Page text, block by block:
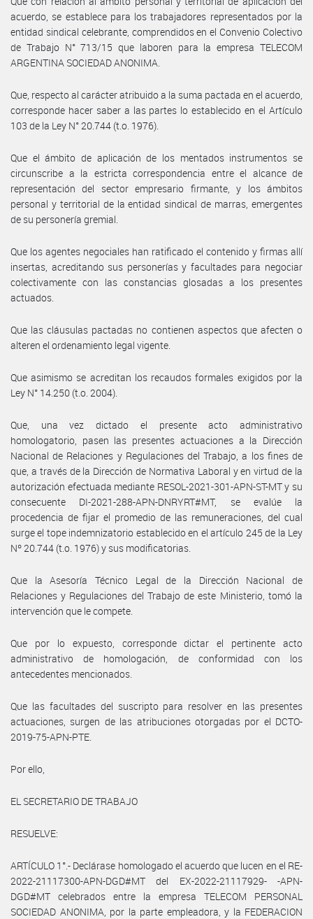
acuerdo, se establece para los trabajadores representados por la
entidad sindical celebrante, comprendidos en el Convenio Colectivo
de Trabajo N° 713/15 que laboren para la empresa TELECOM
ARGENTINA SOCIEDAD ANONIMA.
Que, respecto al carácter atribuido a la suma pactada en el acuerdo,
corresponde hacer saber a las partes lo establecido en el Artículo
103 de la Ley N° 20.744 (t.o. 1976).
Que el ámbito de aplicación de los mentados instrumentos se
circunscribe a la estricta correspondencia entre el alcance de
representación del sector empresario firmante, y los ámbitos
personal y territorial de la entidad sindical de marras, emergentes
de su personería gremial.
Que los agentes negociales han ratificado el contenido y firmas allí
insertas, acreditando sus personerías y facultades para negociar
colectivamente con las constancias glosadas a los presentes
actuados.
Que las cláusulas pactadas no contienen aspectos que afecten o
alteren el ordenamiento legal vigente.
Que asimismo se acreditan los recaudos formales exigidos por la
Ley N° 14.250 (t.o. 2004).
Que, una vez dictado el presente acto administrativo
homologatorio, pasen las presentes actuaciones a la Dirección
Nacional de Relaciones y Regulaciones del Trabajo, a los fines de
que, a través de la Dirección de Normativa Laboral y en virtud de la
autorización efectuada mediante RESOL-2021-301-APN-ST-MT y su
consecuente DI-2021-288-APN-DNRYRT#MT, se evalúe la
procedencia de fijar el promedio de las remuneraciones, del cual
surge el tope indemnizatorio establecido en el artículo 245 de la Ley
Nº 20.744 (t.o. 1976) y sus modificatorias.
Que la Asesoría Técnico Legal de la Dirección Nacional de
Relaciones y Regulaciones del Trabajo de este Ministerio, tomó la
intervención que le compete.
Que por lo expuesto, corresponde dictar el pertinente acto
administrativo de homologación, de conformidad con los
antecedentes mencionados.
Que las facultades del suscripto para resolver en las presentes
actuaciones, surgen de las atribuciones otorgadas por el DCTO-
2019-75-APN-PTE.
Por ello,
EL SECRETARIO DE TRABAJO
RESUELVE:
ARTÍCULO 1°.- Declárase homologado el acuerdo que lucen en el RE-
2022-21117300-APN-DGD#MT del EX-2022-21117929- -APN-
DGD#MT celebrados entre la empresa TELECOM PERSONAL
SOCIEDAD ANONIMA, por la parte empleadora, y la FEDERACION